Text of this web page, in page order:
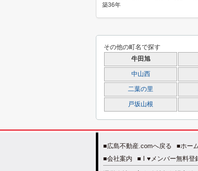
築36年
その他の町名で探す
牛田旭
中山西
二葉の里
戸坂山根
■広島不動産.comへ戻る ■ホー
■会社案内
■ I ♥メンバー無料登